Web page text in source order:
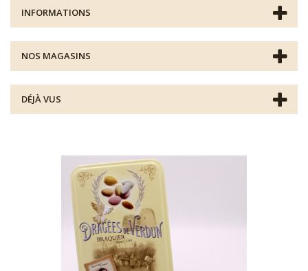
INFORMATIONS
NOS MAGASINS
DÉJÀ VUS